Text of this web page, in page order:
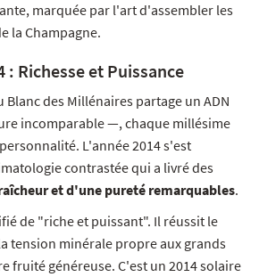
marquée par l'art d'assembler les
la Champagne.
: Richesse et Puissance
des Millénaires partage un ADN
incomparable —, chaque millésime
L'année 2014 s'est
contrastée qui a livré des
et d'une pureté remarquables.
de "riche et puissant". Il réussit le
tension minérale propre aux grands
fruité généreuse. C'est un 2014 solaire